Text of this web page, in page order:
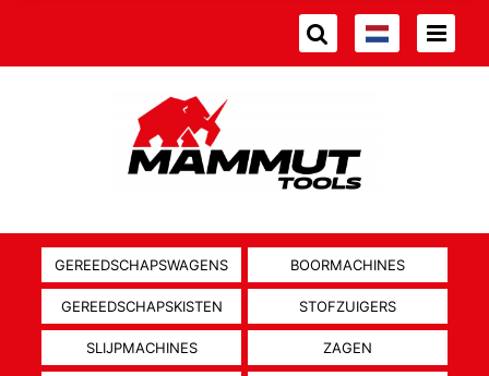
GEREEDSCHAPSWAGENS BOORMACHINES
GEREEDSCHAPSKISTEN STOFZUIGERS
SLIJPMACHINES ZAGEN